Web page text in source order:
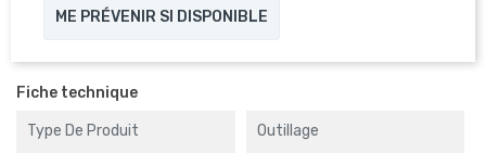
ME PRÉVENIR SI DISPONIBLE
Fiche technique
Type De Produit Outillage